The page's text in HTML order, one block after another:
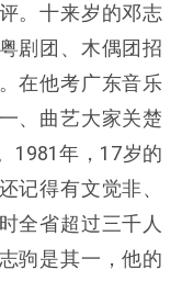
。十来岁的邓志
剧团、木偶团招
在他考广东音乐
、曲艺大家关楚
1981年，17岁的
记得有文觉非、
全省超过三千人
驹是其一，他的